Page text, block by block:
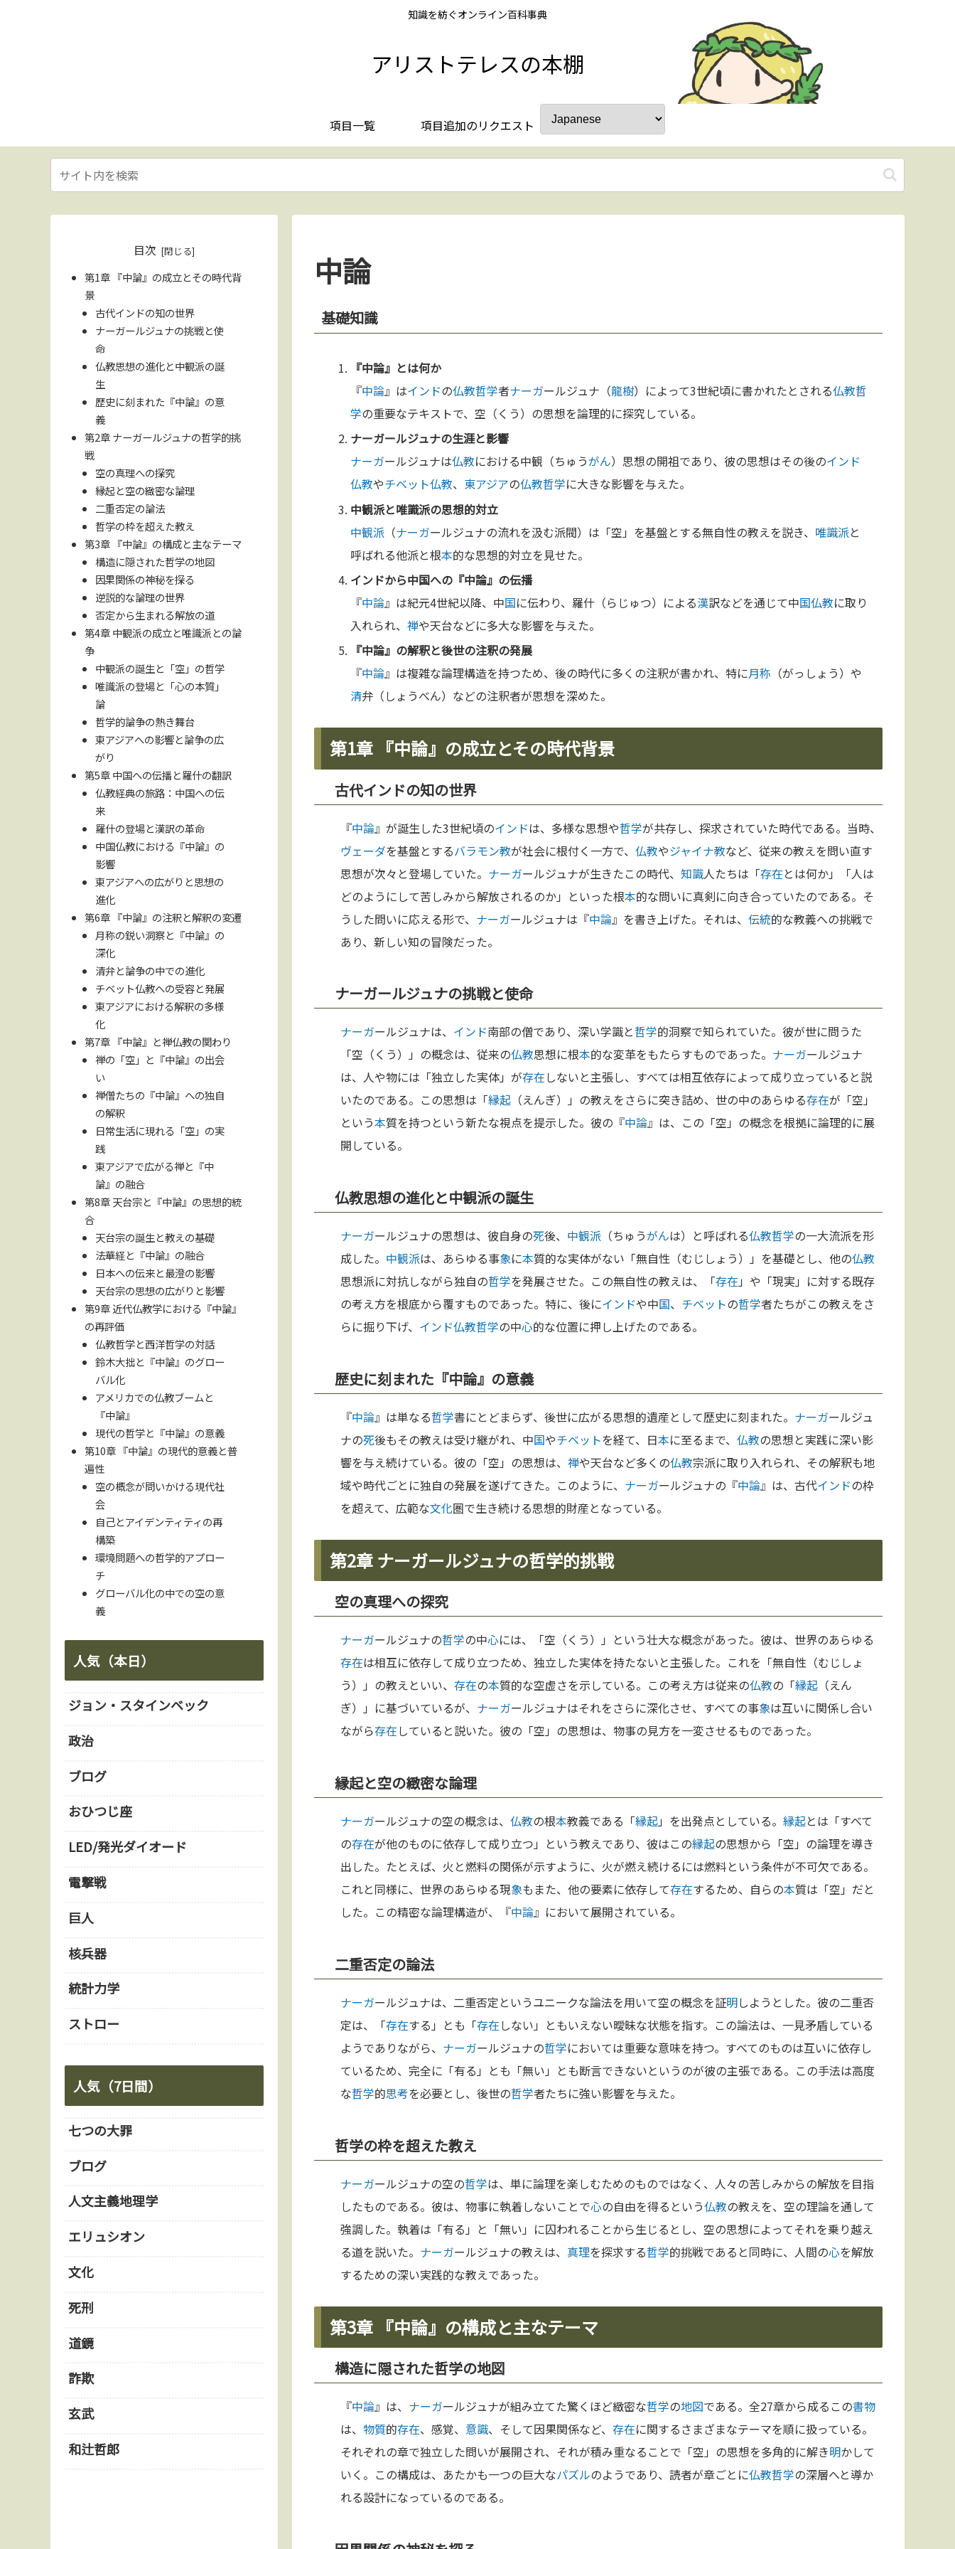
知識を紡ぐオンライン百科事典
アリストテレスの本棚
項目一覧 項目追加のリクエスト
中論
基礎知識
『中論』とは何か
『中論』はインドの仏教哲学者ナーガールジュナ（龍樹）によって3世紀頃に書かれたとされる仏教哲
学の重要なテキストで、空（くう）の思想を論理的に探究している。
ナーガールジュナの生涯と影響
ナーガールジュナは仏教における中観（ちゅうがん）思想の開祖であり、彼の思想はその後のインド
仏教やチベット仏教、 東アジアの仏教哲学に大きな影響を与えた。
中観派と唯識派の思想的対立
中観派 （ナーガールジュナの流れを汲む派閥）は「空」を基盤とする無自性の教えを説き、 唯識派と
呼ばれる他派と根本的な思想的対立を見せた。
インドから中国への『中論』の伝播
『中論』は紀元4世紀以降、中国に伝わり、羅什（らじゅつ）による漢訳などを通じて中国仏教に取り
入れられ、禅や天台などに多大な影響を与えた。
『中論』の解釈と後世の注釈の発展
『中論』は複雑な論理構造を持つため、後の時代に多くの注釈が書かれ、特に月称 （がっしょう）や
清弁（しょうべん）などの注釈者が思想を深めた。
第1章 『中論』の成立とその時代背景
古代インドの知の世界
『中論』が誕生した3世紀頃のインドは、多様な思想や哲学が共存し、探求されていた時代である。当時、
ヴェーダを基盤とするバラモン教が社会に根付く一方で、 仏教やジャイナ教など、従来の教えを問い直す
思想が次々と登場していた。 ナーガールジュナが生きたこの時代、 知識人たちは「存在とは何か」「人は
どのようにして苦しみから解放されるのか」といった根本的な問いに真剣に向き合っていたのである。そ
うした問いに応える形で、 ナーガールジュナは『中論』を書き上げた。それは、 伝統的な教義への挑戦で
あり、新しい知の冒険だった。
ナーガールジュナの挑戦と使命
ナーガールジュナは、 インド南部の僧であり、深い学識と哲学的洞察で知られていた。彼が世に問うた
「空（くう）」の概念は、従来の仏教思想に根本的な変革をもたらすものであった。 ナーガールジュナ
は、人や物には「独立した実体」が存在しないと主張し、すべては相互依存によって成り立っていると説
いたのである。この思想は「縁起（えんぎ）」の教えをさらに突き詰め、世の中のあらゆる存在が「空」
という本質を持つという新たな視点を提示した。彼の『中論』は、この「空」の概念を根拠に論理的に展
開している。
仏教思想の進化と中観派の誕生
ナーガールジュナの思想は、彼自身の死後、 中観派（ちゅうがんは）と呼ばれる仏教哲学の一大流派を形
成した。 中観派は、あらゆる事象に本質的な実体がない「無自性（むじしょう）」を基礎とし、他の仏教
思想派に対抗しながら独自の哲学を発展させた。この無自性の教えは、「存在 」や「現実」に対する既存
の考え方を根底から覆すものであった。特に、後にインドや中国、 チベットの哲学者たちがこの教えをさ
らに掘り下げ、 インド仏教哲学の中心的な位置に押し上げたのである。
歴史に刻まれた『中論』の意義
『中論』は単なる哲学書にとどまらず、後世に広がる思想的遺産として歴史に刻まれた。 ナーガールジュ
ナの死後もその教えは受け継がれ、中国やチベットを経て、日本に至るまで、 仏教の思想と実践に深い影
響を与え続けている。彼の「空」の思想は、 禅や天台など多くの仏教宗派に取り入れられ、その解釈も地
域や時代ごとに独自の発展を遂げてきた。このように、 ナーガールジュナの『中論』は、古代インドの枠
を超えて、広範な文化圏で生き続ける思想的財産となっている。
第2章 ナーガールジュナの哲学的挑戦
空の真理への探究
ナーガールジュナの哲学の中心には、「空（くう）」という壮大な概念があった。彼は、世界のあらゆる
存在は相互に依存して成り立つため、独立した実体を持たないと主張した。これを「無自性（むじしょ
う）」の教えといい、 存在の本質的な空虚さを示している。この考え方は従来の仏教の「縁起（えん
ぎ）」に基づいているが、 ナーガールジュナはそれをさらに深化させ、すべての事象は互いに関係し合い
ながら存在していると説いた。彼の「空」の思想は、物事の見方を一変させるものであった。
縁起と空の緻密な論理
ナーガールジュナの空の概念は、 仏教の根本教義である「縁起」を出発点としている。 縁起とは「すべて
の存在が他のものに依存して成り立つ」という教えであり、彼はこの縁起の思想から「空」の論理を導き
出した。たとえば、火と燃料の関係が示すように、火が燃え続けるには燃料という条件が不可欠である。
これと同様に、世界のあらゆる現象もまた、他の要素に依存して存在するため、自らの本質は「空」だと
した。この精密な論理構造が、『中論』において展開されている。
二重否定の論法
ナーガールジュナは、二重否定というユニークな論法を用いて空の概念を証明しようとした。彼の二重否
定は、「存在する」とも「存在しない」ともいえない曖昧な状態を指す。この論法は、一見矛盾している
ようでありながら、 ナーガールジュナの哲学においては重要な意味を持つ。すべてのものは互いに依存し
ているため、完全に「有る」とも「無い」とも断言できないというのが彼の主張である。この手法は高度
な哲学的思考を必要とし、後世の哲学者たちに強い影響を与えた。
哲学の枠を超えた教え
ナーガールジュナの空の哲学は、単に論理を楽しむためのものではなく、人々の苦しみからの解放を目指
したものである。彼は、物事に執着しないことで心の自由を得るという仏教の教えを、空の理論を通して
強調した。執着は「有る」と「無い」に囚われることから生じるとし、空の思想によってそれを乗り越え
る道を説いた。 ナーガールジュナの教えは、 真理を探求する哲学的挑戦であると同時に、人間の心を解放
するための深い実践的な教えであった。
第3章 『中論』の構成と主なテーマ
構造に隠された哲学の地図
『中論』は、 ナーガールジュナが組み立てた驚くほど緻密な哲学の地図である。全27章から成るこの書物
は、 物質的存在、感覚、 意識、そして因果関係など、 存在に関するさまざまなテーマを順に扱っている。
それぞれの章で独立した問いが展開され、それが積み重なることで「空」の思想を多角的に解き明かして
いく。この構成は、あたかも一つの巨大なパズルのようであり、読者が章ごとに仏教哲学の深層へと導か
れる設計になっているのである。
目次
第1章 『中論』の成立とその時代背
景
古代インドの知の世界
ナーガールジュナの挑戦と使
命
仏教思想の進化と中観派の誕
生
歴史に刻まれた『中論』の意
義
第2章 ナーガールジュナの哲学的挑
戦
空の真理への探究
縁起と空の緻密な論理
二重否定の論法
哲学の枠を超えた教え
第3章 『中論』の構成と主なテーマ
構造に隠された哲学の地図
因果関係の神秘を探る
逆説的な論理の世界
否定から生まれる解放の道
第4章 中観派の成立と唯識派との論
争
中観派の誕生と「空」の哲学
唯識派の登場と「心の本質」
論
哲学的論争の熱き舞台
東アジアへの影響と論争の広
がり
第5章 中国への伝播と羅什の翻訳
仏教経典の旅路：中国への伝
来
羅什の登場と漢訳の革命
中国仏教における『中論』の
影響
東アジアへの広がりと思想の
進化
第6章 『中論』の注釈と解釈の変遷
月称の鋭い洞察と『中論』の
深化
清弁と論争の中での進化
チベット仏教への受容と発展
東アジアにおける解釈の多様
化
第7章 『中論』と禅仏教の関わり
禅の「空」と『中論』の出会
い
禅僧たちの『中論』への独自
の解釈
日常生活に現れる「空」の実
践
東アジアで広がる禅と『中
論』の融合
第8章 天台宗と『中論』の思想的統
合
天台宗の誕生と教えの基礎
法華経と『中論』の融合
日本への伝来と最澄の影響
天台宗の思想の広がりと影響
第9章 近代仏教学における『中論』
の再評価
仏教哲学と西洋哲学の対話
鈴木大拙と『中論』のグロー
バル化
アメリカでの仏教ブームと
『中論』
現代の哲学と『中論』の意義
第10章 『中論』の現代的意義と普
遍性
空の概念が問いかける現代社
会
自己とアイデンティティの再
構築
環境問題への哲学的アプロー
チ
グローバル化の中での空の意
義
人気（本日）
ジョン・スタインベック
政治
ブログ
おひつじ座
LED/発光ダイオード
電撃戦
巨人
核兵器
統計力学
ストロー
人気（7日間）
七つの大罪
ブログ
人文主義地理学
エリュシオン
文化
死刑
道鏡
詐欺
玄武
和辻哲郎